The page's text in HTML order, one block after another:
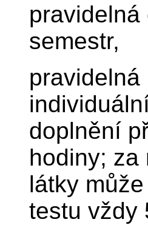
semestr,
doplnění
hodiny; za
látky
testu vždy